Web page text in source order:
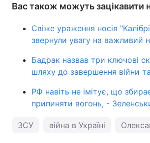
Вас також можуть зацікавити
Свіже ураження носія
звернули увагу на важливий
Бадрак назвав три ключові
шляху до завершення війни
РФ навіть не імітує, що
припиняти вогонь, -
ЗСУ війна в Україні